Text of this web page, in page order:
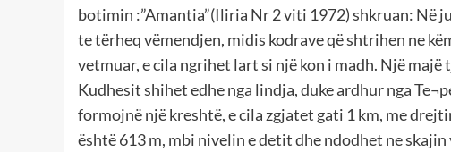
botimin :”Amantia”(Iliria Nr 2 viti 1972) shkruan: Në
te tërheq vëmendjen, midis kodrave që shtrihen ne
vetmuar, e cila ngrihet lart si një kon i madh. Një
Kudhesit shihet edhe nga lindja, duke ardhur nga
formojnë një kreshtë, e cila zgjatet gati 1 km, me
është 613 m, mbi nivelin e detit dhe ndodhet ne